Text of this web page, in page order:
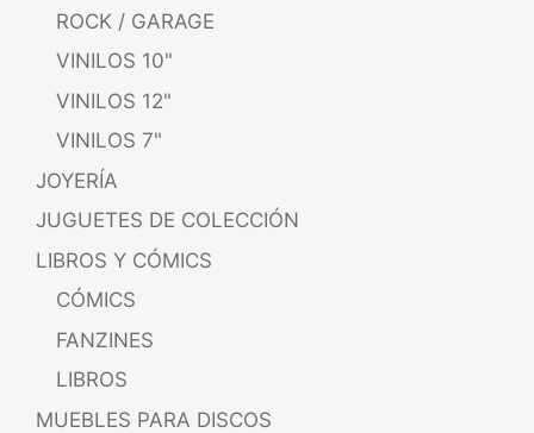
ROCK / GARAGE
VINILOS 10"
VINILOS 12"
VINILOS 7"
JOYERÍA
JUGUETES DE COLECCIÓN
LIBROS Y CÓMICS
CÓMICS
FANZINES
LIBROS
MUEBLES PARA DISCOS